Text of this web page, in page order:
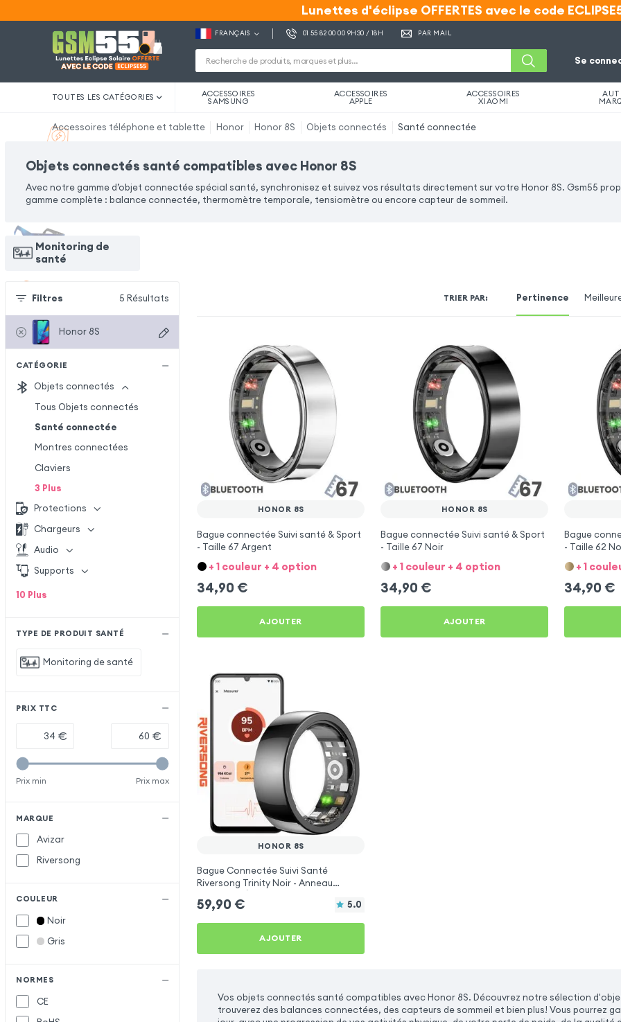
Lunettes d'éclipse OFFERTES avec le code
Lunettes d'éclipse OFFERTES avec le code
FRANÇAIS 01 55 82 00 00 9H30 / 18H PAR MAIL
Se
TOUTES LES CATÉGORIES ACCESSOIRES
SAMSUNG
ACCESSOIRES
APPLE
ACCESSOIRES
XIAOMI
Accessoires téléphone et tablette Honor Honor 8S Objets connectés Santé connectée
Objets connectés santé compatibles avec Honor 8S
Avec notre gamme d’objet connectée spécial santé, synchronisez et suivez vos résultats directement sur votre Honor 8S. Gsm55
gamme complète : balance connectée, thermomètre temporale, tensiomètre ou encore capteur de sommeil.
Monitoring de
santé
Filtres 5 Résultats
Honor 8S
CATÉGORIE
Objets connectés
Tous Objets connectés
Santé connectée
Montres connectées
Claviers
3 Plus
Protections
Chargeurs
Audio
Supports
10 Plus
TYPE DE PRODUIT SANTÉ
Monitoring de santé
PRIX TTC
€ €
Prix min Prix max
MARQUE
Avizar
Riversong
COULEUR
Noir
Gris
NORMES
CE
TRIER PAR: Pertinence
HONOR 8S
Bague connectée Suivi santé & Sport
- Taille 67 Argent
+ 1 couleur + 4 option
34,90 €
AJOUTER
HONOR 8S
Bague connectée Suivi santé & Sport
- Taille 67 Noir
+ 1 couleur + 4 option
34,90 €
AJOUTER
Bague
- Taille 62
+ 1
34,90 €
HONOR 8S
Bague Connectée Suivi Santé
Riversong Trinity Noir - Anneau
59,90 € 5.0
AJOUTER
Vos objets connectés santé compatibles avec Honor 8S. Découvrez notre sélection
trouverez des balances connectées, des capteurs de sommeil et bien plus! Vous pourrez